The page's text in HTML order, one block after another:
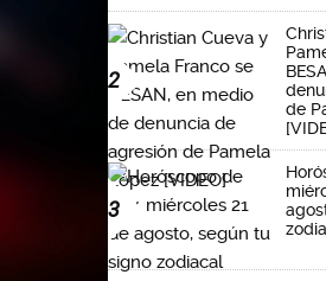
2
de
3